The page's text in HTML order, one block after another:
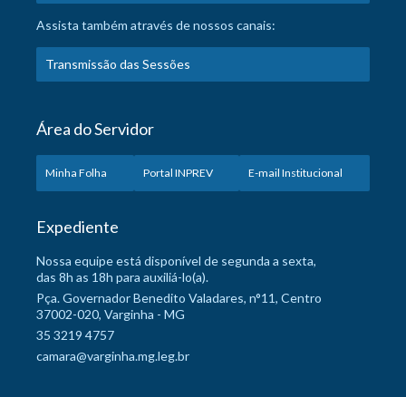
Assista também através de nossos canais:
Transmissão das Sessões
Área do Servidor
Minha Folha Portal INPREV E-mail Institucional
Expediente
Nossa equipe está disponível de segunda a sexta,
das 8h as 18h para auxiliá-lo(a).
Pça. Governador Benedito Valadares, n°11, Centro
37002-020, Varginha - MG
35 3219 4757
camara@varginha.mg.leg.br